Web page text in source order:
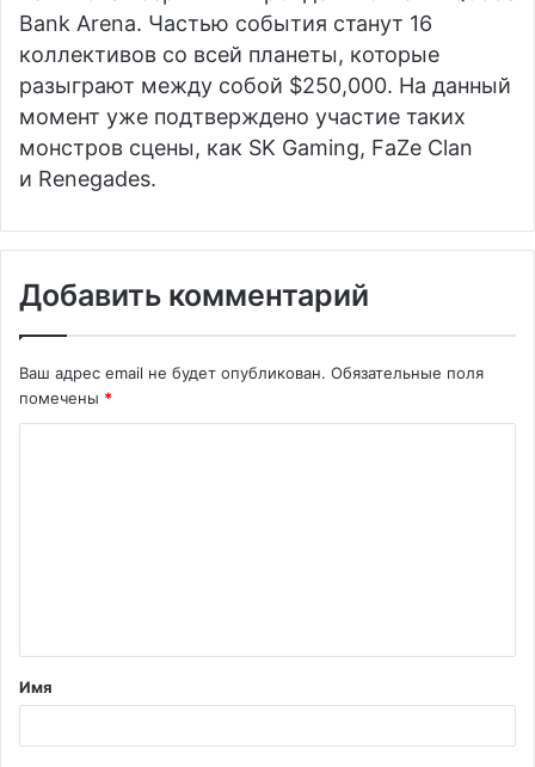
Bank Arena. Частью события станут 16
коллективов со всей планеты, которые
разыграют между собой $250,000. На данный
момент уже подтверждено участие таких
монстров сцены, как SK Gaming, FaZe Clan
и Renegades.
Добавить комментарий
Ваш адрес email не будет опубликован. Обязательные поля
помечены *
т
а
Имя